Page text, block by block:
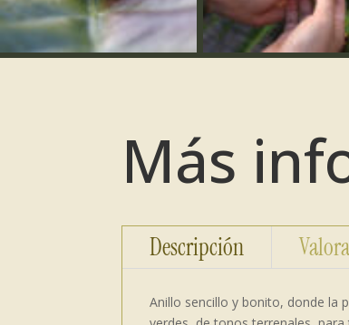
Más
Descripción
Anillo sencillo y bonito, donde la